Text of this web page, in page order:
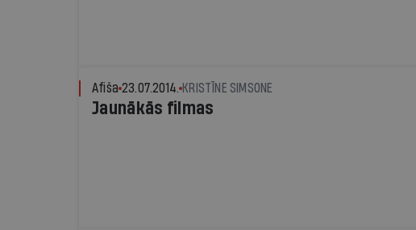
Afiša 23.07.2014. KRISTĪNE SIMSONE
Jaunākās filmas